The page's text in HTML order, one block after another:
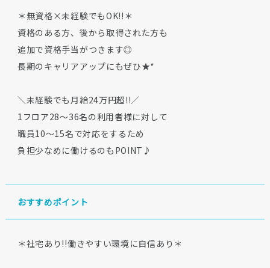
＊無資格×未経験でもOK!!＊
資格のある方、後から取得された方も
追加で資格手当がつきます◎
長期のキャリアアップにもぜひ★*
＼未経験でも月給24万円超!!／
1フロア28〜36名の利用者様に対して
職員10〜15名で対応をするため
負担少なめに働けるのもPOINT♪
おすすめポイント
＊社宅あり!!働きやすい環境に自信あり＊